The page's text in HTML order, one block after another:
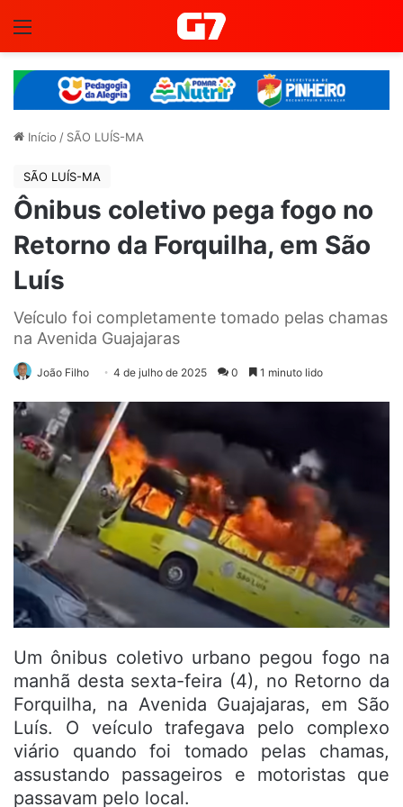
Início / SÃO LUÍS-MA
SÃO LUÍS-MA
Ônibus coletivo pega fogo no
Retorno da Forquilha, em São
Luís
Veículo foi completamente tomado pelas chamas
na Avenida Guajajaras
João Filho 4 de julho de 2025 0 1 minuto lido
Um ônibus coletivo urbano pegou fogo na
manhã desta sexta-feira (4), no Retorno da
Forquilha, na Avenida Guajajaras, em São
Luís. O veículo trafegava pelo complexo
viário quando foi tomado pelas chamas,
assustando passageiros e motoristas que
passavam pelo local.